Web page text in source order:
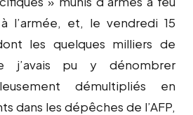
l’armée, et, le vendredi 15
les quelques milliers de
j’avais pu y dénombrer
démultipliés en
dans les dépêches de l’AFP,